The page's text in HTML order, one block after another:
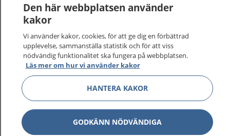
Logga in för att läsa din journal och göra dina
vårdärenden. Ring telefonnummer 1177 för
sjukvårdsrådgivning dygnet runt.
1177 ger dig råd när du vill må bättre.
1177 på flera språk Visa
Den här webbplatsen använder
kakor
Vi använder kakor, cookies, för att ge dig en förbättrad
upplevelse, sammanställa statistik och för att viss
nödvändig funktionalitet ska fungera på webbplatsen.
Läs mer om hur vi använder kakor
HANTERA KAKOR
GODKÄNN NÖDVÄNDIGA